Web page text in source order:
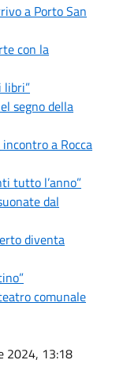
a Porto San
con la
libri”
segno della
a Rocca
tutto l’anno”
dal
diventa
comunale
2024, 13:18